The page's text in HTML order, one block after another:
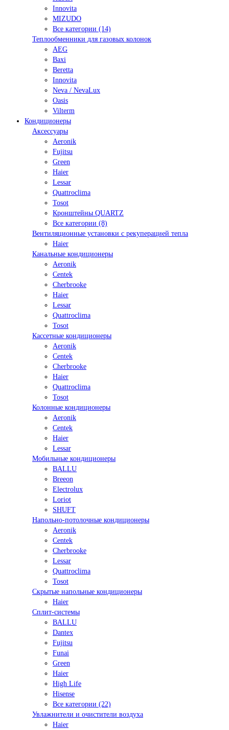
Innovita
MIZUDO
Все категории (14)
Теплообменники для газовых колонок
AEG
Baxi
Beretta
Innovita
Neva / NevaLux
Oasis
Vilterm
Кондиционеры
Аксессуары
Aeronik
Fujitsu
Green
Haier
Lessar
Quattroclima
Tosot
Кронштейны QUARTZ
Все категории (8)
Вентиляционные установки с рекуперацией тепла
Haier
Канальные кондиционеры
Aeronik
Centek
Cherbrooke
Haier
Lessar
Quattroclima
Tosot
Кассетные кондиционеры
Aeronik
Centek
Cherbrooke
Haier
Quattroclima
Tosot
Колонные кондиционеры
Aeronik
Centek
Haier
Lessar
Мобильные кондиционеры
BALLU
Breeon
Electrolux
Loriot
SHUFT
Напольно-потолочные кондиционеры
Aeronik
Centek
Cherbrooke
Lessar
Quattroclima
Tosot
Скрытые напольные кондиционеры
Haier
Сплит-системы
BALLU
Dantex
Fujitsu
Funai
Green
Haier
High Life
Hisense
Все категории (22)
Увлажнители и очистители воздуха
Haier